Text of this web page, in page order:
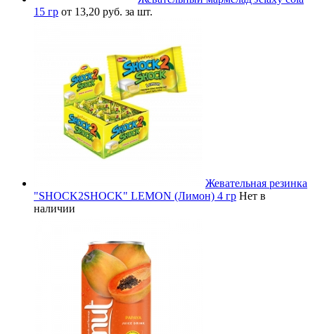
15 гр от 13,20 руб. за шт.
Жевательная резинка
"SHOCK2SHOCK" LEMON (Лимон) 4 гр Нет в
наличии